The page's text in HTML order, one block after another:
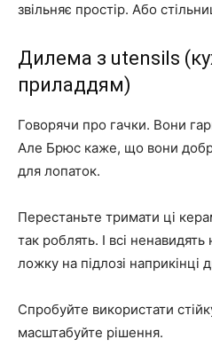
звільняє простір. Або
Дилема з utensils
приладдям)
Говорячи про гачки. Вони
Але Брюс каже, що вони
для лопаток.
Перестаньте тримати ці
так роблять. І всі
ложку на підлозі наприкінці
Спробуйте використати
масштабуйте рішення.